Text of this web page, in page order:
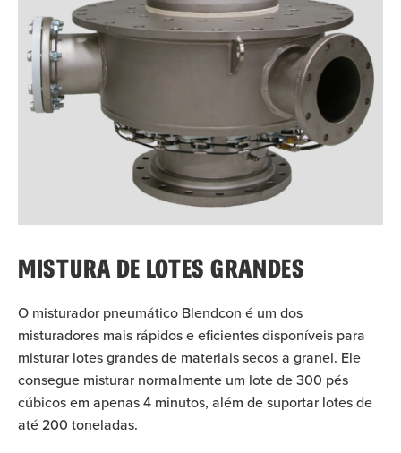
MISTURA DE LOTES GRANDES
O misturador pneumático Blendcon é um dos
misturadores mais rápidos e eficientes disponíveis para
misturar lotes grandes de materiais secos a granel. Ele
consegue misturar normalmente um lote de 300 pés
cúbicos em apenas 4 minutos, além de suportar lotes de
até 200 toneladas.